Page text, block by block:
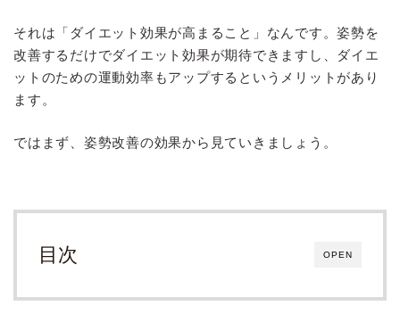
それは「ダイエット効果が高まること」なんです。姿勢を
改善するだけでダイエット効果が期待できますし、ダイエ
ットのための運動効率もアップするというメリットがあり
ます。
ではまず、姿勢改善の効果から見ていきましょう。
OPEN
目次